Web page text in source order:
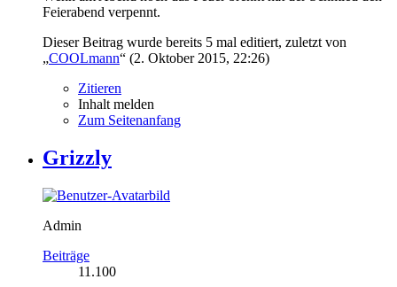
Feierabend verpennt.
Dieser Beitrag wurde bereits 5 mal editiert, zuletzt von
„COOLmann“ (2. Oktober 2015, 22:26)
Zitieren
Inhalt melden
Zum Seitenanfang
Grizzly
Admin
Beiträge
11.100